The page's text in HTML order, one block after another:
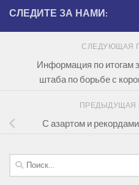
СЛЕДИТЕ ЗА НАМИ:
СЛЕДУЮЩАЯ
Информация по итогам
штаба по борьбе с
ПРЕДЫДУЩАЯ
С азартом и
Найти: